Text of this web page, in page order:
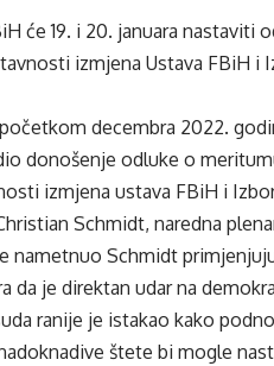
će 19. i 20. januara nastaviti
izmjena Ustava FBiH
decembra 2022.
donošenje odluke o
izmjena ustava FBiH i
Schmidt, naredna
nametnuo Schmidt
da je direktan udar na
ranije je istakao kako
štete bi mogle